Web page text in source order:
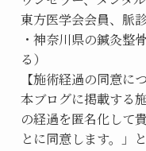
東方医学会会員、脈
・神奈川県の鍼灸整
る）
【施術経過の同意に
本ブログに掲載する
の経過を匿名化して
とに同意します。」